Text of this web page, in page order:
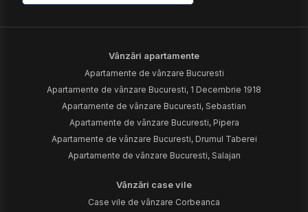
Vânzări apartamente
Apartamente de vânzare Bucuresti
Apartamente de vânzare Bucuresti, 1 Decembrie 1918
Apartamente de vânzare Bucuresti, Sebastian
Apartamente de vânzare Bucuresti, Pipera
Apartamente de vânzare Bucuresti, Drumul Taberei
Apartamente de vânzare Bucuresti, Salajan
Vânzări case vile
Case vile de vânzare Corbeanca